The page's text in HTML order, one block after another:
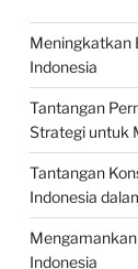
Meningkatkan
Indonesia
Tantangan
Strategi untuk
Tantangan
Indonesia
Indonesia